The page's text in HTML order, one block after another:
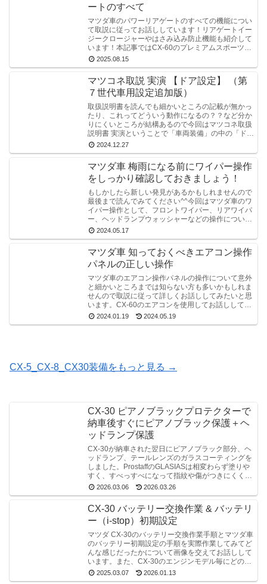
ートのすべて
マツダ車のパワーリアゲートのすべての機能につい
て取説に従ってお話ししています！リアゲートイー
ジークロージャーやはさみ込み防止機能も紹介して
います！本記事ではCX-60のプレミアムスポーツを
使用しています。
2025.08.15
マツコネ取説 実演 【ドア設定】 （第
７世代車用設定追加版）
取扱説明書を読んでも細かいところの記載が無かっ
たり、これってどういう動作になるの？？など分か
りにくいところが結構あるので今回はマツコネ取扱
説明書 実演ということで「車両装備」の中の「ドア
設定」について実際に設定して確認してみます。
2024.12.27
マツダ車 梅雨になる前にワイパー操作
をしっかり確認しておきましょう！
もしかしたら新しい発見があるかもしれませんので
最後まで読んでみてください^^今回はマツダ車のワ
イパー操作として、フロントワイパー、リアワイパ
ー、ヘッドランプウォッシャーなどの操作について
取説を基に詳しく説明してみます。CX-8,CX-60を
2024.05.17
マツダ車 知っておくべきエアコン操作
パネルの正しい操作
マツダ車のエアコン操作パネルの操作について意外
と細かいところまでは知らない方も多いかもしれま
せんので取説に従って詳しくお話ししてみたいと思
います。CX-60のエアコンを使用してお話ししてい
ます。
2024.01.19 2024.05.19
CX-5_CX-8_CX30装備をもっと見る →
CX-30 ピアノブラックプロテクターで
納車後すぐにピアノブラック保護＋ヘ
ッドランプ保護
CX-30が納車された翌日にピアノブラック部分、ヘ
ッドランプ、テールレンズのガラスコーティングを
しました。ProstaffのGLASIASは相変わらず塗りや
すく、すべっすべになって指紋や傷がつきにくくな
る感じでした！
2026.03.06 2026.03.26
CX-30 バッテリー交換作業 & バッテリ
ー（i-stop）初期設定
マツダ CX-30のバッテリー交換作業手順とマツダ車
のバッテリー初期設定の手順を実際作業してみてど
んな感じだったかについて画像を交えてお話しして
います。また、CX-30のエンジンモデル毎にどの型
番のバッテリーを購入すべきかもお話ししていま
す。
2025.03.07 2026.01.13